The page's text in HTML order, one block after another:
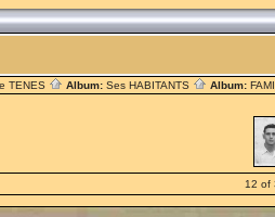
TENES Album: Ses HABITANTS Album:
12 of